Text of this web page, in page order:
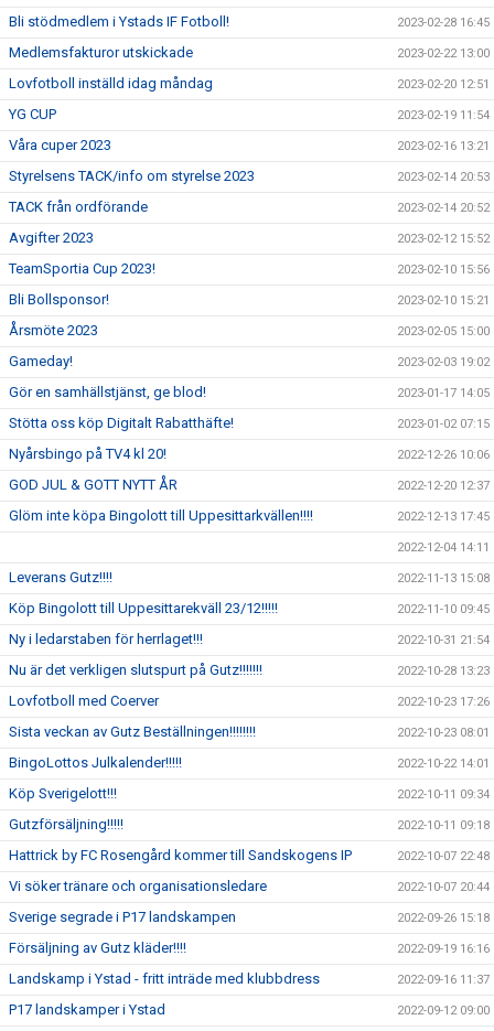
Bli stödmedlem i Ystads IF Fotboll! 2023-02-28 16:45
Medlemsfakturor utskickade 2023-02-22 13:00
Lovfotboll inställd idag måndag 2023-02-20 12:51
YG CUP 2023-02-19 11:54
Våra cuper 2023 2023-02-16 13:21
Styrelsens TACK/info om styrelse 2023 2023-02-14 20:53
TACK från ordförande 2023-02-14 20:52
Avgifter 2023 2023-02-12 15:52
TeamSportia Cup 2023! 2023-02-10 15:56
Bli Bollsponsor! 2023-02-10 15:21
Årsmöte 2023 2023-02-05 15:00
Gameday! 2023-02-03 19:02
Gör en samhällstjänst, ge blod! 2023-01-17 14:05
Stötta oss köp Digitalt Rabatthäfte! 2023-01-02 07:15
Nyårsbingo på TV4 kl 20! 2022-12-26 10:06
GOD JUL & GOTT NYTT ÅR 2022-12-20 12:37
Glöm inte köpa Bingolott till Uppesittarkvällen!!!! 2022-12-13 17:45
2022-12-04 14:11
Leverans Gutz!!!! 2022-11-13 15:08
Köp Bingolott till Uppesittarekväll 23/12!!!!! 2022-11-10 09:45
Ny i ledarstaben för herrlaget!!! 2022-10-31 21:54
Nu är det verkligen slutspurt på Gutz!!!!!!! 2022-10-28 13:23
Lovfotboll med Coerver 2022-10-23 17:26
Sista veckan av Gutz Beställningen!!!!!!!! 2022-10-23 08:01
BingoLottos Julkalender!!!!! 2022-10-22 14:01
Köp Sverigelott!!! 2022-10-11 09:34
Gutzförsäljning!!!!! 2022-10-11 09:18
Hattrick by FC Rosengård kommer till Sandskogens IP 2022-10-07 22:48
Vi söker tränare och organisationsledare 2022-10-07 20:44
Sverige segrade i P17 landskampen 2022-09-26 15:18
Försäljning av Gutz kläder!!!! 2022-09-19 16:16
Landskamp i Ystad - fritt inträde med klubbdress 2022-09-16 11:37
P17 landskamper i Ystad 2022-09-12 09:00